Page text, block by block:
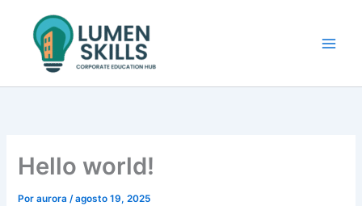
contenido
Hello world!
Poraurora/agosto 19, 2025